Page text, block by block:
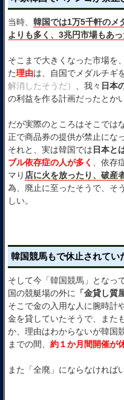
当時、 韓国では1万5千軒のメ
よりも多く、3兆円市場もあ
そこまで大きくなった市場を、
た理由は、自国でメダルチギ
解消したそうだ）
、我々 日本
の利益を作る計画だったとか
だが実際のところはそこでは
正で商品券の提供が禁止にな
それと、実は韓国では 日本と
ブル依存症の人が多く
、依存
マり 店に火を放ったり、破産
為、廃止に至ったそうで、そ
しい。
韓国競馬もで休止されてい
そして今「韓国競馬」となっ
国の競艇場の外に
「金貸し質
そこで金の入用な人に腕時計
金を貸していたそうで、また
か、理由はわからないが韓国
までの間、 約１か月間開催が
また「全廃」にならなければ